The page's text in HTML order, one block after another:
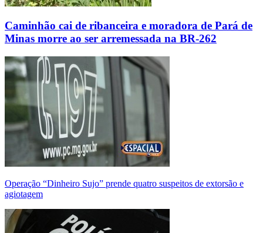
Caminhão cai de ribanceira e moradora de Pará de
Minas morre ao ser arremessada na BR-262
Operação “Dinheiro Sujo” prende quatro suspeitos de extorsão e
agiotagem